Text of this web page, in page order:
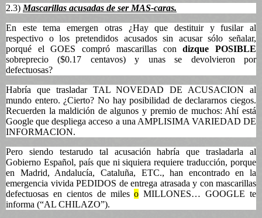
2.3)Mascarillas acusadas de ser MAS-caras.
En este tema emergen otras ¿Hay que destituir y fusilar al
respectivo o los pretendidos acusados sin acusar sólo señalar,
porqué el GOES compró mascarillas condizque POSIBLE
sobreprecio ($0.17 centavos) y unas se devolvieron por
defectuosas?
Habría que trasladar TAL NOVEDAD DE ACUSACION al
mundo entero. ¿Cierto? No hay posibilidad de declararnos ciegos.
Recuerden la maldición de algunos y premio de muchos: Ahí está
Google que despliega acceso a una AMPLISIMA VARIEDAD DE
INFORMACION.
Pero siendo testarudo tal acusación habría que trasladarla al
Gobierno Español, país que ni siquiera requiere traducción, porque
en Madrid, Andalucía, Cataluña, ETC., han encontrado en la
emergencia vivida PEDIDOS de entrega atrasada y con mascarillas
defectuosas en cientos de mileso MILLONES… GOOGLE te
informa (“AL CHILAZO”).